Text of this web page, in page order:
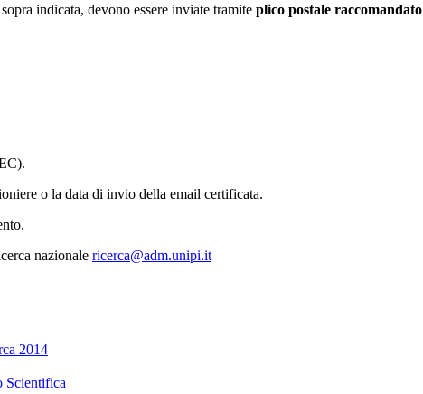
indicata, devono essere inviate tramite plico postale raccomandato
o la data di invio della email certificata.
nazionale ricerca@adm.unipi.it
2014
Scientifica